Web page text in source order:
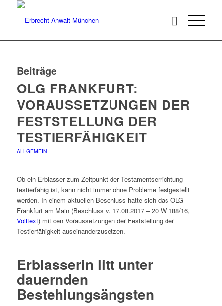
Beiträge
OLG FRANKFURT:
VORAUSSETZUNGEN DER
FESTSTELLUNG DER
TESTIERFÄHIGKEIT
ALLGEMEIN
Ob ein Erblasser zum Zeitpunkt der Testamentserrichtung
testierfähig ist, kann nicht immer ohne Probleme festgestellt
werden. In einem aktuellen Beschluss hatte sich das OLG
Frankfurt am Main (Beschluss v. 17.08.2017 – 20 W 188/16,
Volltext) mit den Voraussetzungen der Feststellung der
Testierfähigkeit auseinanderzusetzen.
Erblasserin litt unter
dauernden
Bestehlungsängsten